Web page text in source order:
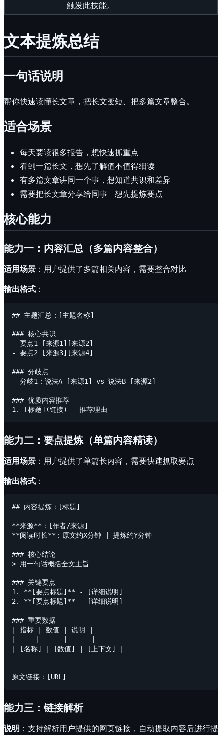
触发此技能。
文本提炼总结
一句话说明
帮你快速读懂长文章，把长文变短、把多篇文章整合。
适合场景
每天要读很多报告，想快速抓重点
看到一篇长文，想先了解值不值得细读
有多篇文章讲同一个事，想知道共识和差异
需要把长文章分享给同事，想先提炼要点
核心能力
能力一：内容汇总（多篇内容整合）
适用场景 ：用户提供了多篇相关内容，需要整合对比
输出格式 ：
## 主题汇总：[主题名称]
### 核心共识
- 要点1 [来源1][来源2]
- 要点2 [来源3][来源4]
### 分歧点
- 分歧1：说法A [来源1] vs 说法B [来源2]
### 优质内容推荐
能力二：要点提炼（单篇内容精读）
适用场景 ：用户提供了单篇长内容，需要快速抓取要点
输出格式 ：
## 内容提炼：[标题]
**来源**：[作者/来源]
**阅读时长**：原文约X分钟 | 提炼约Y分钟
### 核心结论
> 用一句话概括全文主旨
### 关键要点
1. **[要点标题]** - [详细说明]
2. **[要点标题]** - [详细说明]
### 重要数据
| 指标 | 数值 | 说明 |
|-----|------|------|
| [名称] | [数值] | [上下文] |
---
能力三：链接解析
说明 ：支持解析用户提供的网页链接，自动提取内容后进行提